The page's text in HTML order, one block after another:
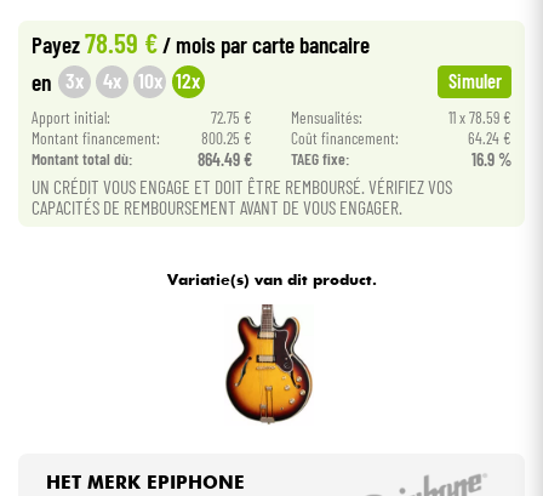
Kabels & toebehoren
HiFi
Sets
Payez78.59 €/ mois par carte bancaire
en 3x 4x 10x 12x Simuler
Apport initial: 72.75 € Mensualités:
11 x 78.59 €
Montant financement:
800.25 € Coût financement:
64.24 €
Montant total dù:
864.49 € TAEG fixe: 16.9 %
UN CRÉDIT VOUS ENGAGE ET DOIT ÊTRE REMBOURSÉ. VÉRIFIEZ VOS
CAPACITÉS DE REMBOURSEMENT AVANT DE VOUS ENGAGER.
Variatie(s) van dit product.
HET MERK EPIPHONE